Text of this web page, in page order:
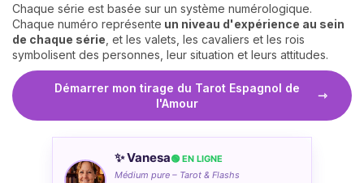
Chaque série est basée sur un système numérologique.
Chaque numéro représente un niveau d'expérience au sein
de chaque série , et les valets, les cavaliers et les rois
symbolisent des personnes, leur situation et leurs attitudes.
Démarrer mon tirage du Tarot Espagnol de
l'Amour
✨ Vanesa🟢 EN LIGNE
Médium pure – Tarot & Flashs